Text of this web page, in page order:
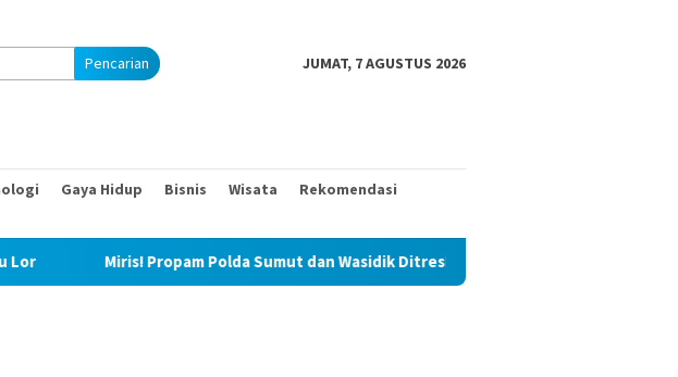
Pencarian JUMAT, 7 AGUSTUS 2026
Gaya Hidup Bisnis Wisata
Rekomendasi
Propam Polda Sumut dan Wasidik Ditreskrimum Diduga Permainkan Masyarakat Kecil